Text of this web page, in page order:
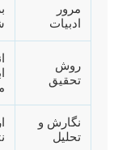
مرور
ادبیات
روش
تحقیق
نگارش و
تحلیل